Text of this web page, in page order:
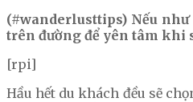
(#wanderlusttips) Nếu
trên đường để yên tâm khi
[rpi]
Hầu hết du khách đều sẽ